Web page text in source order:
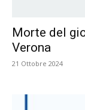
Morte del
Verona
21 Ottobre 2024